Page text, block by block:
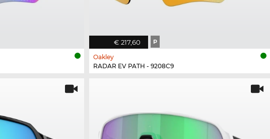
€ 217,60 P
Oakley
RADAR EV PATH - 9208C9